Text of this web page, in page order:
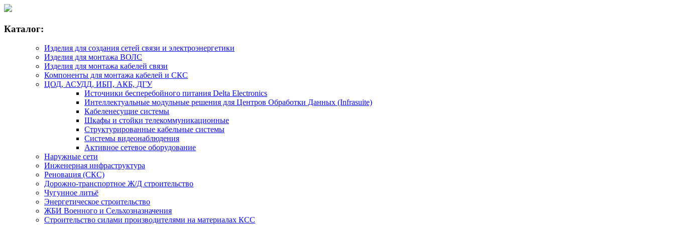
Каталог:
Изделия для создания сетей связи и электроэнергетики
Изделия для монтажа ВОЛС
Изделия для монтажа кабелей связи
Компоненты для монтажа кабелей и СКС
ЦОД, АСУДД, ИБП, АКБ, ДГУ
Источники бесперебойного питания Delta Electronics
Интеллектуальные модульные решения для Центров Обработки Данных (Infrasuite)
Кабеленесущие системы
Шкафы и стойки телекоммуникационные
Структурированные кабельные системы
Системы видеонаблюдения
Активное сетевое оборудование
Наружные сети
Инженерная инфраструктура
Реновация (СКС)
Дорожно-транспортное Ж/Д строительство
Чугунное литьё
Энергетическое строительство
ЖБИ Военного и Сельхозназначения
Строительство силами производителями на материалах КСС